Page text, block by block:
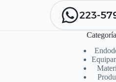
223-